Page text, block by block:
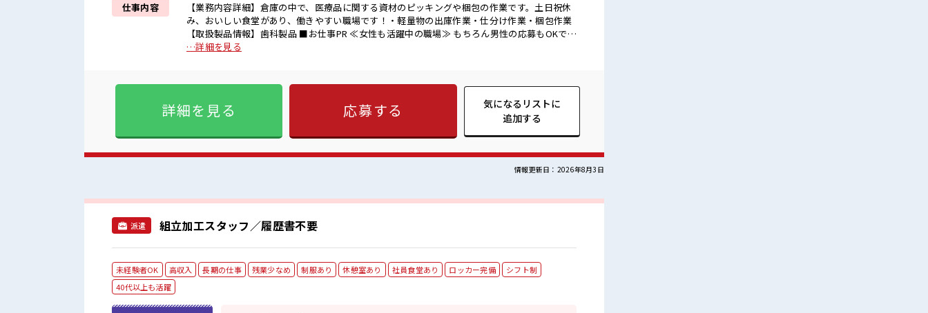
仕事内容
【業務内容詳細】倉庫の中で、医療品に関する資材のピッキングや梱包の作業です。土日祝休
み、おいしい食堂があり、働きやすい職場です！・軽量物の出庫作業・仕分け作業・梱包作業
【取扱製品情報】歯科製品 ■お仕事PR ≪女性も活躍中の職場≫ もちろん男性の応募もOKです
よ！ ≪プライベートが充実する≫ 場合によってはお願いすることもありますが、 残業はほと
のは不安だけど、 しっかり働く環境が整っています！ イチからスキルUP・ステップUP目指し
じんまり。 職場の仲間との交流もできちゃうかも？ 20代の若い世代がたくさん活躍中の活気
…詳細を見る
詳細を見る 応募する
気になるリストに
追加する
情報更新日：2026年8月3日
派遣 組立加工スタッフ／履歴書不要
未経験者OK 高収入 長期の仕事 残業少なめ 制服あり 休憩室あり 社員食堂あり ロッカー完備
シフト制
40代以上も活躍